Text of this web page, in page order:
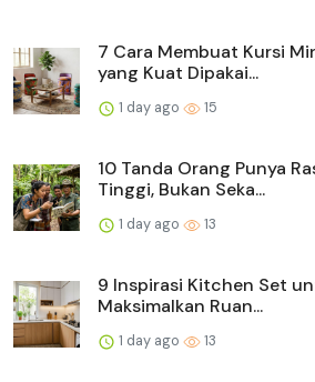
7 Cara Membuat Kursi
yang Kuat Dipakai...
1 day ago 15
10 Tanda Orang Punya
Tinggi, Bukan Seka...
1 day ago 13
9 Inspirasi Kitchen Set
Maksimalkan Ruan...
1 day ago 13